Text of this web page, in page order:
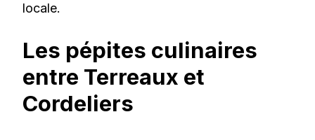
locale.
Les pépites culinaires
entre Terreaux et
Cordeliers